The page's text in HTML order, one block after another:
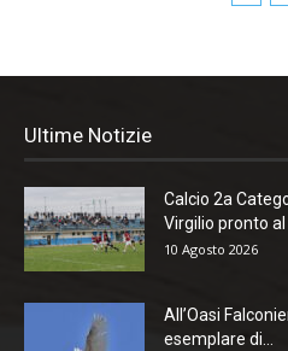
Ultime Notizie
Calcio 2a
Virgilio pronto al
10 Agosto 2026
All’Oasi
esemplare di...